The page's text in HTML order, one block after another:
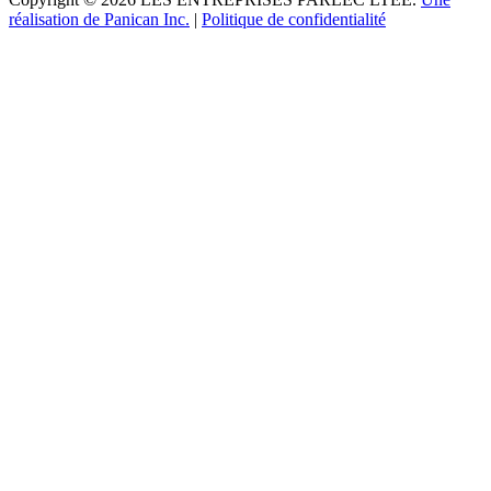
réalisation de Panican Inc. | Politique de confidentialité